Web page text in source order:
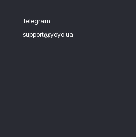
Telegram
support@yoyo.ua